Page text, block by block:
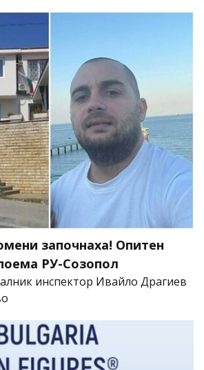
започнаха! Опитен
РУ-Созопол
инспектор Ивайло Драгиев